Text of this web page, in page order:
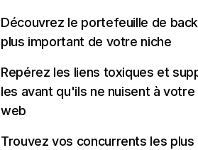
Découvrez le portefeuille de
plus important de votre niche
Repérez les liens toxiques et
les avant qu'ils ne nuisent à
web
Trouvez vos concurrents les